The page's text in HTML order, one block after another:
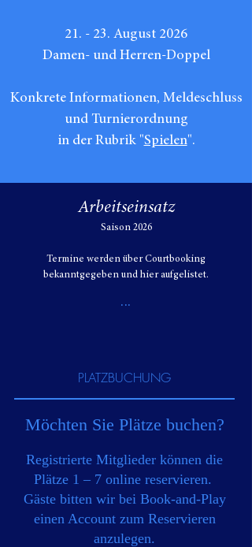
21. - 23. August 2026
Damen- und Herren-Doppel
Konkrete Informationen, Meldeschluss
und Turnierordnung
in der Rubrik "Spielen"​.
Arbeitseinsatz
Saison 2026
Termine werden über Courtbooking
bekanntgegeben und hier aufgelistet.
...
PLATZBUCHUNG
Möchten Sie Plätze buchen?
Registrierte Mitglieder können die
Plätze 1 – 7 online reservieren.
Gäste bitten wir bei Book-and-Play
einen Account zum Reservieren
anzulegen.